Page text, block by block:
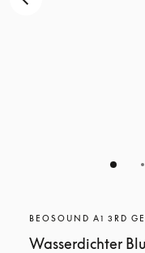
BEOSOUND A1 3RD
Wasserdichter